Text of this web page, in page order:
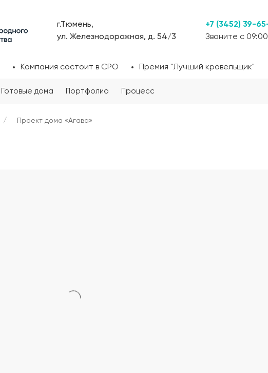
г.Тюмень,
ул. Железнодорожная, д. 54/3
+7 (3452) 39-
Звоните с
Компания состоит в СРО Премия "Лучший кровельщик"
Готовые дома Портфолио Процесс
Проект дома «Агава»